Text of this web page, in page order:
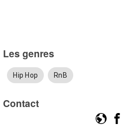
Les genres
Hip Hop RnB
Contact